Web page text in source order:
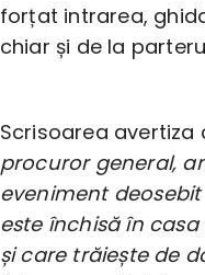
forțat intrarea,
chiar și de la
Scrisoarea
procuror general,
eveniment
este închisă în
și care trăiește de